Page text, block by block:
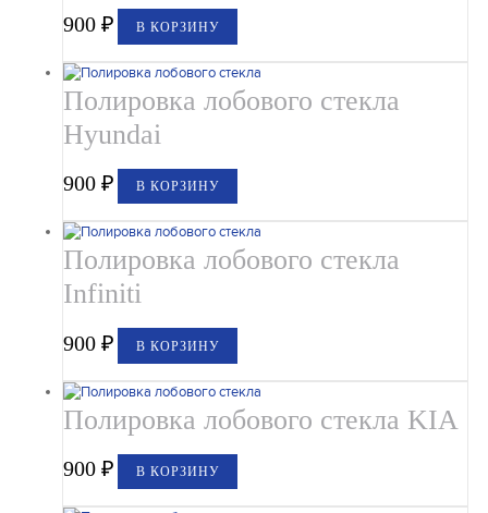
900₽ В КОРЗИНУ
Полировка лобового стекла
Hyundai
900₽ В КОРЗИНУ
Полировка лобового стекла
Infiniti
900₽ В КОРЗИНУ
Полировка лобового стекла KIA
900₽ В КОРЗИНУ